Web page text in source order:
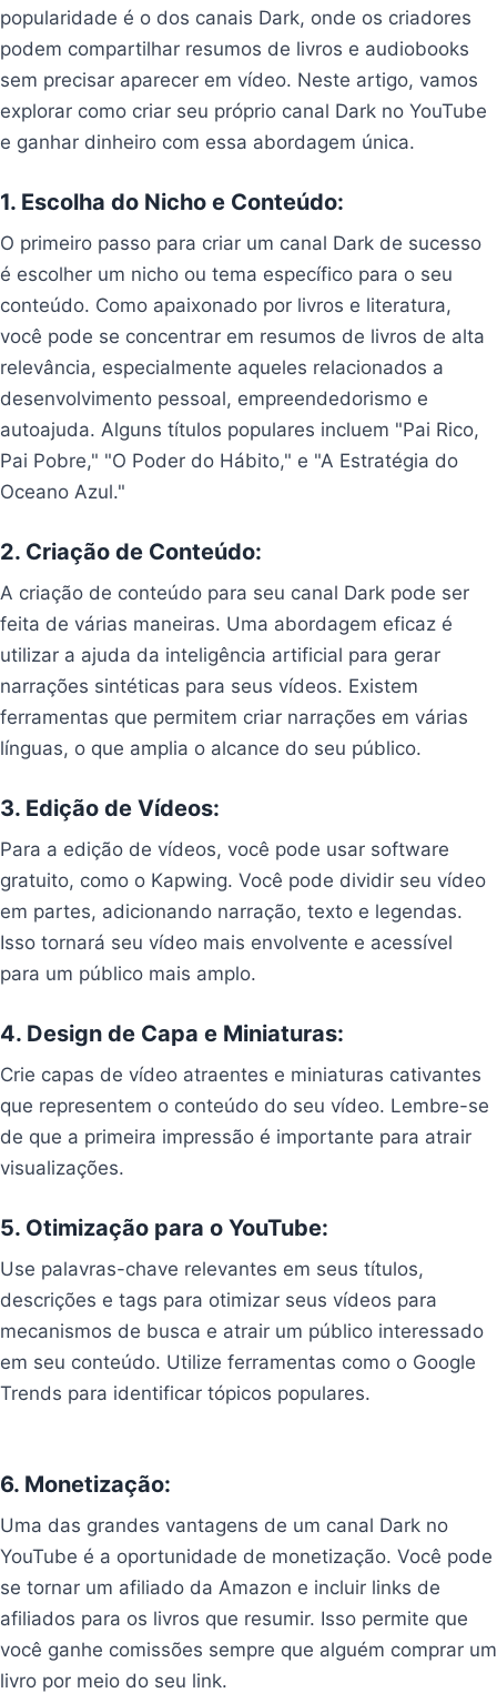
popularidade é o dos canais Dark, onde os criadores
podem compartilhar resumos de livros e audiobooks
sem precisar aparecer em vídeo. Neste artigo, vamos
explorar como criar seu próprio canal Dark no YouTube
e ganhar dinheiro com essa abordagem única.
1. Escolha do Nicho e Conteúdo:
O primeiro passo para criar um canal Dark de sucesso
é escolher um nicho ou tema específico para o seu
conteúdo. Como apaixonado por livros e literatura,
você pode se concentrar em resumos de livros de alta
relevância, especialmente aqueles relacionados a
desenvolvimento pessoal, empreendedorismo e
autoajuda. Alguns títulos populares incluem "Pai Rico,
Pai Pobre," "O Poder do Hábito," e "A Estratégia do
Oceano Azul."
2. Criação de Conteúdo:
A criação de conteúdo para seu canal Dark pode ser
feita de várias maneiras. Uma abordagem eficaz é
utilizar a ajuda da inteligência artificial para gerar
narrações sintéticas para seus vídeos. Existem
ferramentas que permitem criar narrações em várias
línguas, o que amplia o alcance do seu público.
3. Edição de Vídeos:
Para a edição de vídeos, você pode usar software
gratuito, como o Kapwing. Você pode dividir seu vídeo
em partes, adicionando narração, texto e legendas.
Isso tornará seu vídeo mais envolvente e acessível
para um público mais amplo.
4. Design de Capa e Miniaturas:
Crie capas de vídeo atraentes e miniaturas cativantes
que representem o conteúdo do seu vídeo. Lembre-se
de que a primeira impressão é importante para atrair
visualizações.
5. Otimização para o YouTube:
Use palavras-chave relevantes em seus títulos,
descrições e tags para otimizar seus vídeos para
mecanismos de busca e atrair um público interessado
em seu conteúdo. Utilize ferramentas como o Google
Trends para identificar tópicos populares.
6. Monetização:
Uma das grandes vantagens de um canal Dark no
YouTube é a oportunidade de monetização. Você pode
se tornar um afiliado da Amazon e incluir links de
afiliados para os livros que resumir. Isso permite que
você ganhe comissões sempre que alguém comprar um
livro por meio do seu link.